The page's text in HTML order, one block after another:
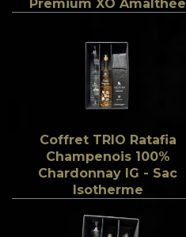
Premium XO Amalthée
Coffret TRIO Ratafia
Champenois 100%
Chardonnay IG - Sac
Isotherme